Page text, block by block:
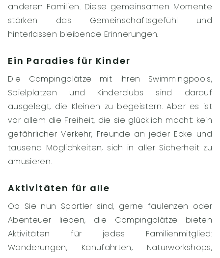
anderen Familien. Diese gemeinsamen Momente
stärken das Gemeinschaftsgefühl und
hinterlassen bleibende Erinnerungen.
Ein Paradies für Kinder
Die Campingplätze mit ihren Swimmingpools,
Spielplätzen und Kinderclubs sind darauf
ausgelegt, die Kleinen zu begeistern. Aber es ist
vor allem die Freiheit, die sie glücklich macht: kein
gefährlicher Verkehr, Freunde an jeder Ecke und
tausend Möglichkeiten, sich in aller Sicherheit zu
amüsieren.
Aktivitäten für alle
Ob Sie nun Sportler sind, gerne faulenzen oder
Abenteuer lieben, die Campingplätze bieten
Aktivitäten für jedes Familienmitglied:
Wanderungen, Kanufahrten, Naturworkshops,